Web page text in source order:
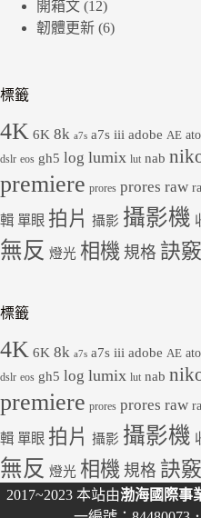
開箱文 (12)
韌體更新 (6)
標籤
4K 6K 8k a7s a7s iii adobe AE
dslr eos gh5 log lumix lut nab
premiere prores prores raw
輯 單眼 拍片 攝影 攝影機
無反 燈光 相機 規格 訣竅
標籤
4K 6K 8k a7s a7s iii adobe AE
dslr eos gh5 log lumix lut nab
premiere prores prores raw
輯 單眼 拍片 攝影 攝影機
無反 燈光 相機 規格 訣竅
2017~2023 本站由渤海國際事